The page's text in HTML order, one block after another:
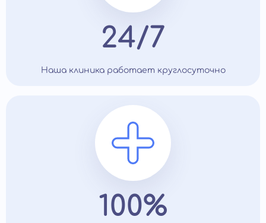
24/7
Наша клиника работает круглосуточно
100%